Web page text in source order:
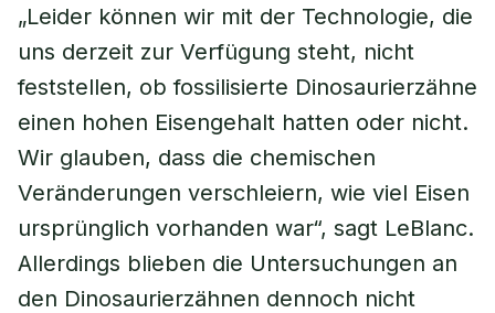
„Leider können wir mit der Technologie, die
uns derzeit zur Verfügung steht, nicht
feststellen, ob fossilisierte Dinosaurierzähne
einen hohen Eisengehalt hatten oder nicht.
Wir glauben, dass die chemischen
Veränderungen verschleiern, wie viel Eisen
ursprünglich vorhanden war“, sagt LeBlanc.
Allerdings blieben die Untersuchungen an
den Dinosaurierzähnen dennoch nicht